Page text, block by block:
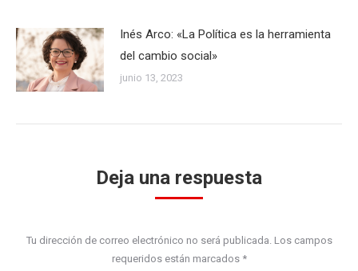
Inés Arco: «La Política es la herramienta
del cambio social»
junio 13, 2023
Deja una respuesta
Tu dirección de correo electrónico no será publicada. Los campos
requeridos están marcados *